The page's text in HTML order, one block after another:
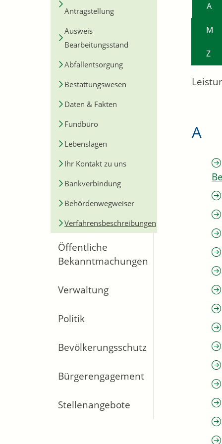
Antragstellung
Ausweis
Bearbeitungsstand
Abfallentsorgung
Bestattungswesen
Daten & Fakten
Fundbüro
Lebenslagen
Ihr Kontakt zu uns
Bankverbindung
Behördenwegweiser
Verfahrensbeschreibungen
Öffentliche
Bekanntmachungen
Verwaltung
Politik
Bevölkerungsschutz
Bürgerengagement
Stellenangebote
A
M
Z
A